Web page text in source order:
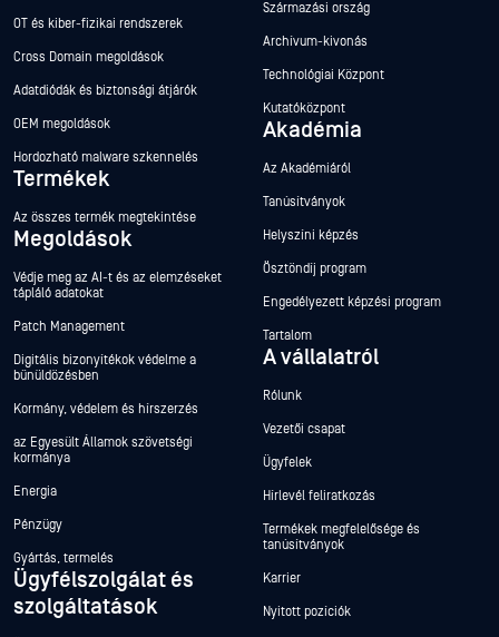
OT és kiber-fizikai rendszerek
Cross Domain megoldások
Adatdiódák és biztonsági átjárók
OEM megoldások
Hordozható malware szkennelés
Termékek
Az összes termék megtekintése
Megoldások
Védje meg az AI-t és az elemzéseket
tápláló adatokat
Patch Management
Digitális bizonyítékok védelme a
bűnüldözésben
Kormány, védelem és hírszerzés
az Egyesült Államok szövetségi
kormánya
Energia
Pénzügy
Gyártás, termelés
Ügyfélszolgálat és
szolgáltatások
Származási ország
Archívum-kivonás
Technológiai Központ
Kutatóközpont
Akadémia
Az Akadémiáról
Tanúsítványok
Helyszíni képzés
Ösztöndíj program
Engedélyezett képzési program
Tartalom
A vállalatról
Rólunk
Vezetői csapat
Ügyfelek
Hírlevél feliratkozás
Termékek megfelelősége és
tanúsítványok
Karrier
Nyitott pozíciók